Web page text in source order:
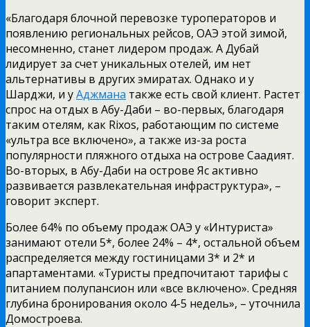
«Благодаря блочной перевозке туроператоров и
появлению региональных рейсов, ОАЭ этой зимой,
несомненно, станет лидером продаж. А Дубай
лидирует за счет уникальных отелей, им нет
альтернативы в других эмиратах. Однако и у
Шарджи, и уАджмана также есть свой клиент. Растет
спрос на отдых в Абу-Даби – во-первых, благодаря
таким отелям, как Rixos, работающим по системе
«ультра все включено», а также из-за роста
популярности пляжного отдыха на острове Саадият.
Во-вторых, в Абу-Даби на острове Яс активно
развивается развлекательная инфраструктура», –
говорит эксперт.
Более 64% по объему продаж ОАЭ у «Интуриста»
занимают отели 5*, более 24% – 4*, остальной объем
распределяется между гостиницами 3* и 2* и
апартаментами. «Туристы предпочитают тарифы с
питанием полупансион или «все включено». Средняя
глубина бронирования около 4-5 недель», – уточнила
Домостроева.